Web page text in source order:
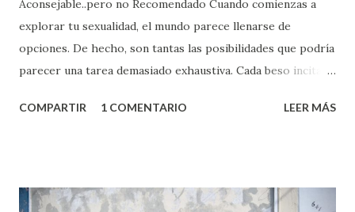
Aconsejable..pero no Recomendado Cuando comienzas a
explorar tu sexualidad, el mundo parece llenarse de
opciones. De hecho, son tantas las posibilidades que podría
parecer una tarea demasiado exhaustiva. Cada beso incita
partes de ti que jamás hubieras imaginado. El problema es
conoces ni la mitad de lo que deberías saber. Pero incluso
COMPARTIR 1 COMENTARIO LEER MÁS